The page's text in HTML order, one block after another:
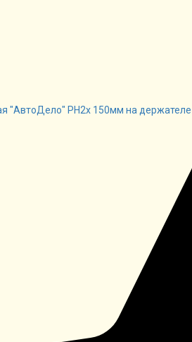
"АвтоДело" PH2x 150мм на держателе